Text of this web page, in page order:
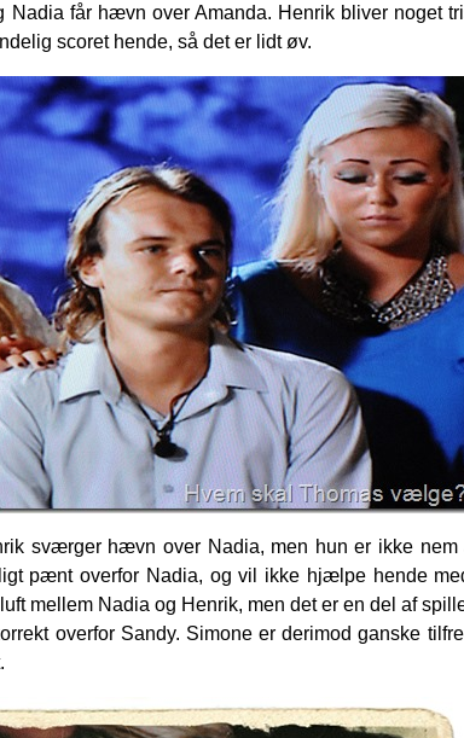
Nadia får hævn over Amanda. Henrik bliver noget
scoret hende, så det er lidt øv.
sværger hævn over Nadia, men hun er ikke nem
pænt overfor Nadia, og vil ikke hjælpe hende
mellem Nadia og Henrik, men det er en del af
overfor Sandy. Simone er derimod ganske